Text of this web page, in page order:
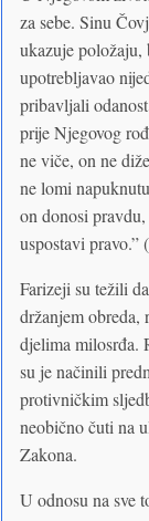
za sebe. Sinu
ukazuje položaju,
upotrebljavao
pribavljali
prije Njegovog
ne viče, on ne
ne lomi
on donosi
uspostavi pravo.”
Farizeji su težili
držanjem obreda,
djelima milosrđa.
su je načinili
protivničkim
neobično čuti na
Zakona.
U odnosu na sve